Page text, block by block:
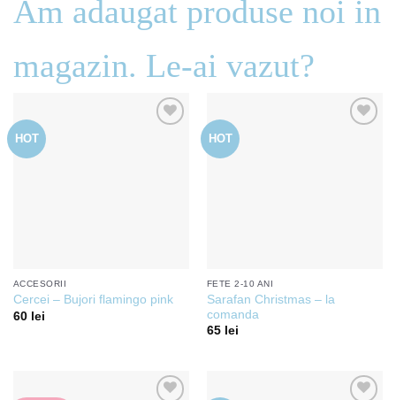
Am adaugat produse noi in
magazin. Le-ai vazut?
HOT
ACCESORII
Cercei – Bujori flamingo pink
60 lei
HOT
FETE 2-10 ANI
Sarafan Christmas – la
comanda
65 lei